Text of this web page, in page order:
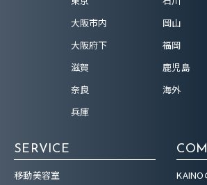
大阪市内
大阪府下
滋賀
奈良
兵庫
岡山
福岡
鹿児島
海外
SERVICE
移動美容室
KAINO